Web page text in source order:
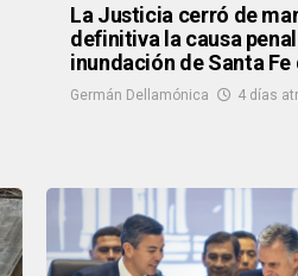
La Justicia cerró de
definitiva la causa
inundación de Santa Fe
Germán Dellamónica 4 días